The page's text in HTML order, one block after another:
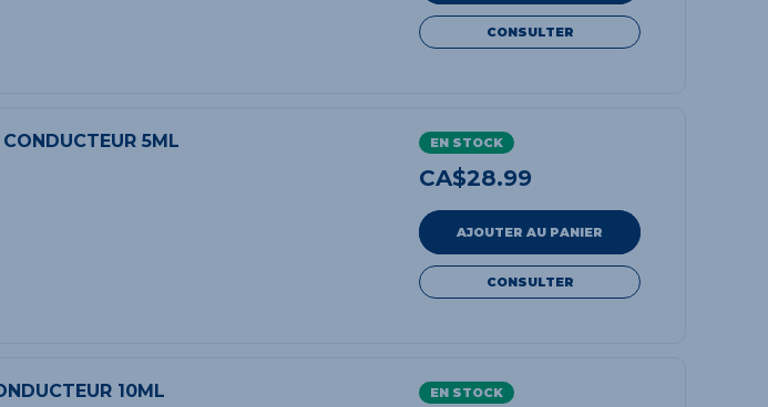
CONSULTER
5ML EN STOCK
CA$28.99
AJOUTER AU PANIER
CONSULTER
10ML EN STOCK